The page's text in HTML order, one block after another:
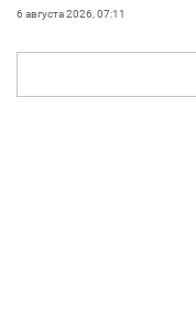
6 августа 2026, 07:11